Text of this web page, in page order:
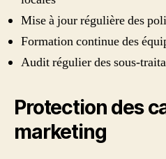
Mise à jour régulière des
Formation continue des
Audit régulier des sous-
Protection des
marketing